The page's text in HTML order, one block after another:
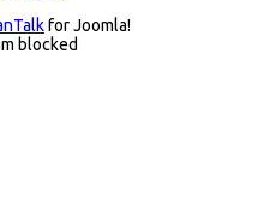
for Joomla!
blocked